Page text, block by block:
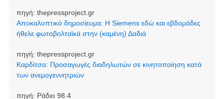
πηγή: thepressproject.gr
Αποκαλυπτικό δημοσίευμα: Η Siemens εδώ και εβδομάδες
ήθελε φωτοβολταϊκά στην (καμένη) Δαδιά
πηγή: thepressproject.gr
Καρδίτσα: Προσαγωγές διαδηλωτών σε κινητοποίηση κατά
των ανεμογεννητριών
πηγή: Ράδιο 98.4